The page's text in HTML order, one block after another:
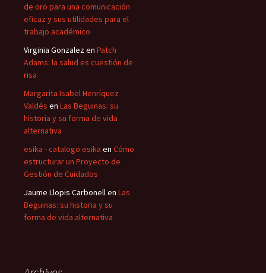
de oro para una comunicación
eficaz y sus utilidades para el
trabajo académico
Virginia Gonzalezen Patch
Adams: la salud es cuestión de
risa
Margarita Isabel Henríquez
Valdés en Las Beguinas: su
historia y su forma de vida
alternativa
esika - catalogo esika en Cómo
estructurar un Proyecto de
Gestión de Cuidados
Jaume Llopis Carbonellen Las
Beguinas: su historia y su
forma de vida alternativa